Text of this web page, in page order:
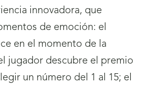
innovadora, que
de emoción: el
en el momento de la
jugador descubre el premio
un número del 1 al 15; el